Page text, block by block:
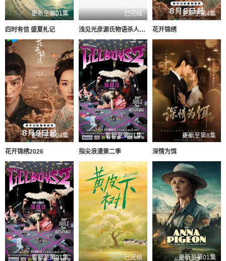
更新至第01集
四时有信 盛夏札记
已完结
浅见光彦源氏物语杀人事件
更新至第4集
花开锦绣
更新至第04集
花开锦绣2026
更新至第01集
指尖浪漫第二季
更新至第8集
深情为饵
更新至第01集 已完结 更新至第01集